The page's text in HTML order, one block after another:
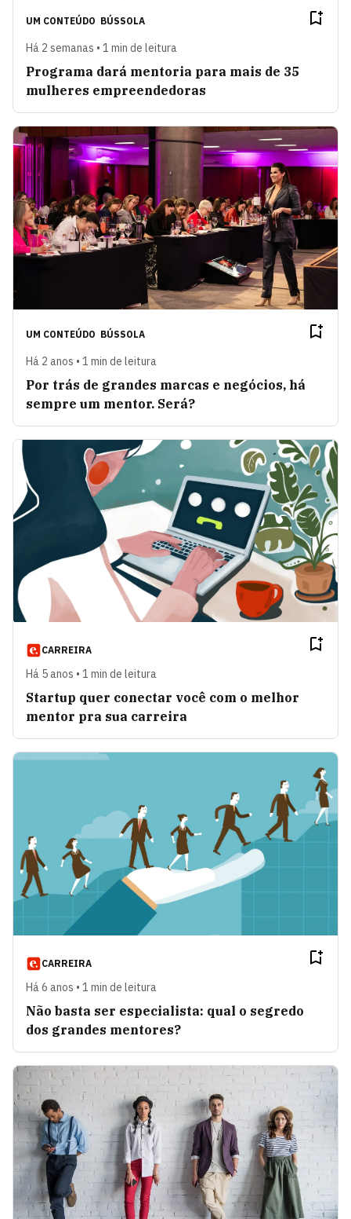
UM CONTEÚDO BÚSSOLA
Há 2 semanas • 1 min de leitura
Programa dará mentoria para mais de 35
mulheres empreendedoras
UM CONTEÚDO BÚSSOLA
Há 2 anos • 1 min de leitura
Por trás de grandes marcas e negócios, há
sempre um mentor. Será?
CARREIRA
Há 5 anos • 1 min de leitura
Startup quer conectar você com o melhor
mentor pra sua carreira
CARREIRA
Há 6 anos • 1 min de leitura
Não basta ser especialista: qual o segredo
dos grandes mentores?